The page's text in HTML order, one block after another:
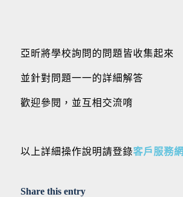
亞昕將學校詢問的問題皆收集起來
並針對問題一一的詳細解答
歡迎參閱，並互相交流唷
以上詳細操作說明請登錄客戶服務網
Share this entry